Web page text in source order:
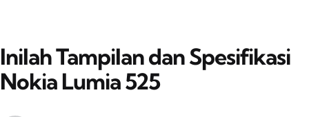
Inilah Tampilan dan Spesifikasi
Nokia Lumia 525